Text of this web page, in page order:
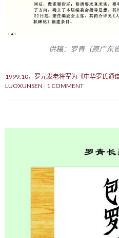
供稿：罗青（原广东
1999.10，罗元发老将军为《中华罗氏通
LUOXUNSEN
1 COMMENT